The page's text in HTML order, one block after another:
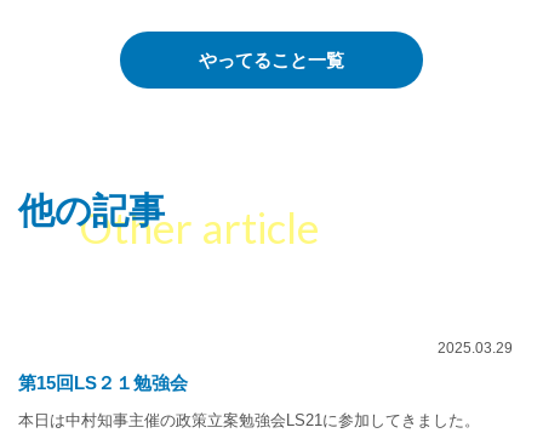
やってること一覧
他の記事
Other article
2025.03.29
第15回LS２１勉強会
本日は中村知事主催の政策立案勉強会LS21に参加してきました。